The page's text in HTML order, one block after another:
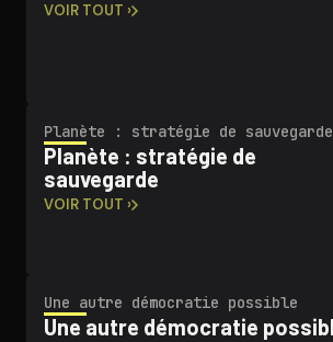
VOIR TOUT ›
Planète : stratégie de sauvegarde
Planète : stratégie de
sauvegarde
VOIR TOUT ›
Une autre démocratie possible
Une autre démocratie